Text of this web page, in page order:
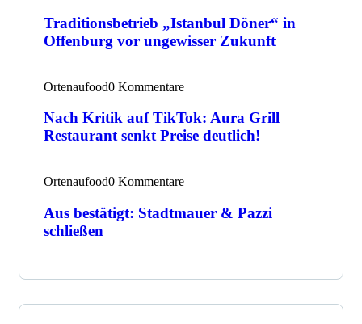
Traditionsbetrieb „Istanbul Döner“ in
Offenburg vor ungewisser Zukunft
Ortenaufood0 Kommentare
Nach Kritik auf TikTok: Aura Grill
Restaurant senkt Preise deutlich!
Ortenaufood0 Kommentare
Aus bestätigt: Stadtmauer & Pazzi
schließen